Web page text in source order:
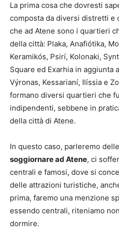
La prima cosa che dovresti
composta da diversi distretti e
che ad Atene sono i quartieri
della città: Plaka, Anafiótika,
Keramikós, Psirí, Kolonaki,
Square ed Exarhia in aggiunta
Výronas, Kessarianí, Ilíssia e
formano diversi quartieri che
indipendenti, sebbene in
della città di Atene.
In questo caso, parleremo delle
soggiornare ad Atene, ci
centrali e famosi, dove si
delle attrazioni turistiche,
prima, faremo una menzione
essendo centrali, riteniamo
dormire.